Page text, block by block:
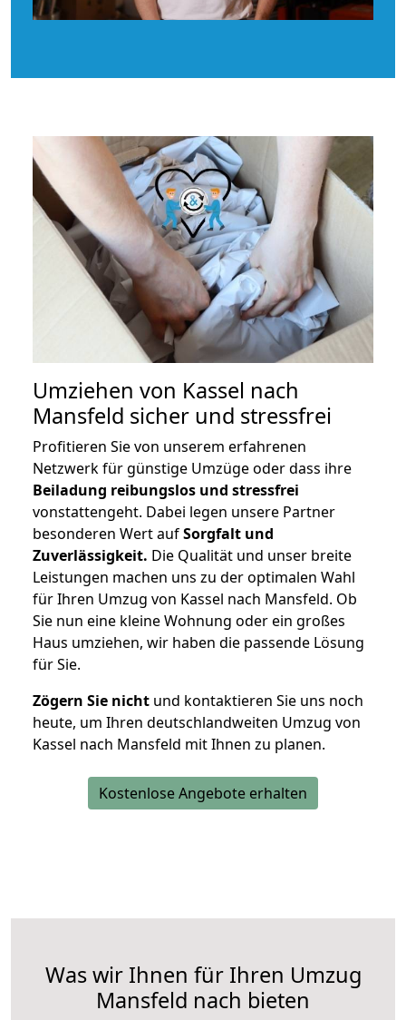
Umziehen von Kassel nach
Mansfeld sicher und stressfrei
Profitieren Sie von unserem erfahrenen
Netzwerk für günstige Umzüge oder dass ihre
Beiladung reibungslos und stressfrei
vonstattengeht. Dabei legen unsere Partner
besonderen Wert aufSorgfalt und
Zuverlässigkeit. Die Qualität und unser breite
Leistungen machen uns zu der optimalen Wahl
für Ihren Umzug von Kassel nach Mansfeld. Ob
Sie nun eine kleine Wohnung oder ein großes
Haus umziehen, wir haben die passende Lösung
für Sie.
Zögern Sie nicht und kontaktieren Sie uns noch
heute, um Ihren deutschlandweiten Umzug von
Kassel nach Mansfeld mit Ihnen zu planen.
Kostenlose Angebote erhalten
Was wir Ihnen für Ihren Umzug
Mansfeld nach bieten